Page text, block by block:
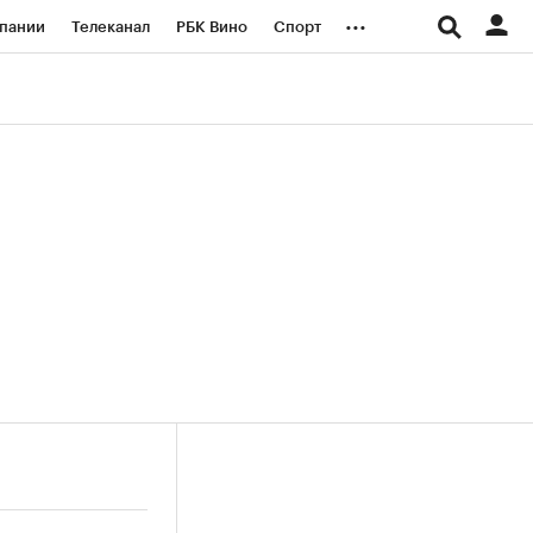
Телеканал РБК Вино Спорт ...